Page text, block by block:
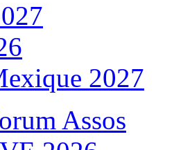
2027
Assos